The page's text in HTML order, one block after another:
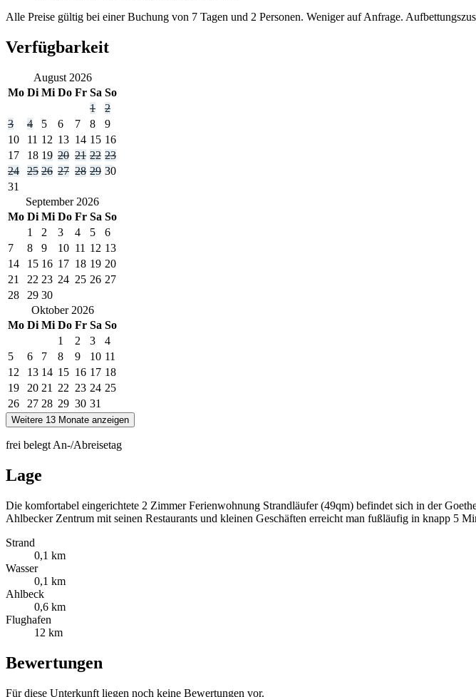
Alle Preise gültig bei einer Buchung von 7 Tagen und 2 Personen. Weniger auf Anfrage.
Verfügbarkeit
August 2026
Mo Di Mi Do Fr Sa So
1
2
3
4 5 6 7 8
9
10
11 12 13 14 15 16
17
18 19 20 21 22 23
24
25 26 27 28 29 30
31
September 2026
Mo Di Mi Do Fr Sa So
1
2 3 4 5
6
7
8 9 10 11 12 13
14
15 16 17 18 19 20
21
22 23 24 25 26 27
28
29 30
Oktober 2026
Mo Di Mi Do Fr Sa So
1
2 3
4
5
6 7 8 9 10 11
12
13 14 15 16 17 18
19
20 21 22 23 24 25
26
27 28 29 30 31
Weitere 13 Monate anzeigen
frei belegt An-/Abreisetag
Lage
Die komfortabel eingerichtete 2 Zimmer Ferienwohnung Strandläufer (49qm) befindet sich in der
Ahlbecker Zentrum mit seinen Restaurants und kleinen Geschäften erreicht man fußläufig in knapp 5
Strand
0,1 km
Wasser
0,1 km
Ahlbeck
0,6 km
Flughafen
12 km
Bewertungen
Für diese Unterkunft liegen noch keine Bewertungen vor.